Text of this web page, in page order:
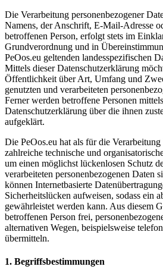
Die Verarbeitung personenbezogener
Namens, der Anschrift, E-Mail-Adresse
betroffenen Person, erfolgt stets im
Grundverordnung und in
PeOos.eu geltenden landesspezifischen
Mittels dieser Datenschutzerklärung
Öffentlichkeit über Art, Umfang und
genutzten und verarbeiteten
Ferner werden betroffene Personen
Datenschutzerklärung über die ihnen
aufgeklärt.
Die PeOos.eu hat als für die
zahlreiche technische und
um einen möglichst lückenlosen Schutz
verarbeiteten personenbezogenen Daten
können Internetbasierte
Sicherheitslücken aufweisen, sodass ein
gewährleistet werden kann. Aus diesem
betroffenen Person frei,
alternativen Wegen, beispielsweise
übermitteln.
1. Begriffsbestimmungen